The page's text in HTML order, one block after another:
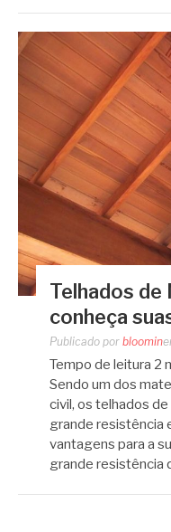
Telhados de
conheça
Publicado por bloomin
Tempo de leitura 2
Sendo um dos
civil, os telhados
grande resistência
vantagens para a
grande resistência